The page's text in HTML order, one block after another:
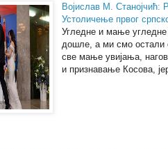
Војислав М. Станојчић:
Устоличење првог
Угледне и мање
дошле, а ми смо остали
све мање увијања,
и признавање Косова,